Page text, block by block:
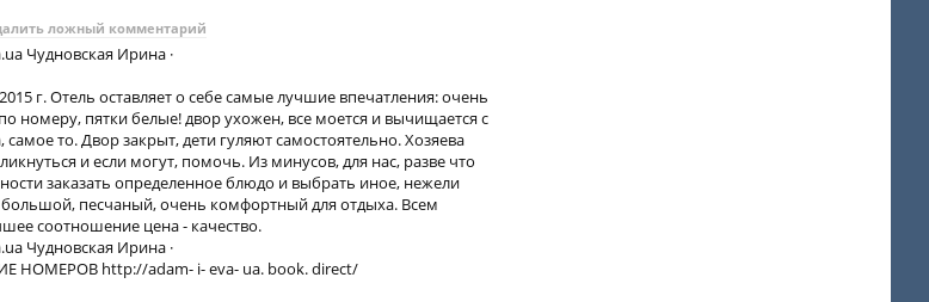
ложный комментарий
Чудновская Ирина ·
г. Отель оставляет о себе самые лучшие впечатления: очень
номеру, пятки белые! двор ухожен, все моется и вычищается с
то. Двор закрыт, дети гуляют самостоятельно. Хозяева
и если могут, помочь. Из минусов, для нас, разве что
заказать определенное блюдо и выбрать иное, нежели
песчаный, очень комфортный для отдыха. Всем
соотношение цена - качество.
Чудновская Ирина ·
http://adam- i- eva- ua. book. direct/